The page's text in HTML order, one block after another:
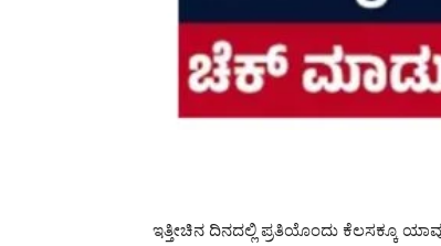
ಇತ್ತೀಚಿನ ದಿನದಲ್ಲಿ ಪ್ರತಿಯೊಂದು ಕೆಲಸಕ್ಕೂ